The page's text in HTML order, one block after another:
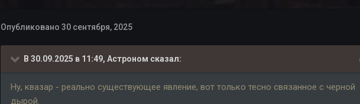
Опубликовано 30 сентября, 2025
В 30.09.2025 в 11:49, Астроном сказал:
Ну, квазар - реально существующее явление, вот только тесно связанное с черной
дырой.